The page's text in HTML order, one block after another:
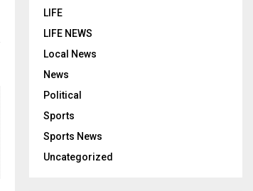
LIFE
LIFE NEWS
Local News
News
Political
Sports
Sports News
Uncategorized